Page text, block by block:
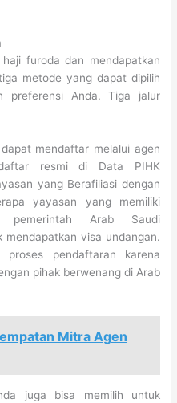
furoda dan mendapatkan
metode yang dapat dipilih
preferensi Anda. Tiga jalur
mendaftar melalui agen
resmi di Data PIHK
yang Berafiliasi dengan
yayasan yang memiliki
pemerintah Arab Saudi
mendapatkan visa undangan.
pendaftaran karena
pihak berwenang di Arab
Mitra Agen
juga bisa memilih untuk